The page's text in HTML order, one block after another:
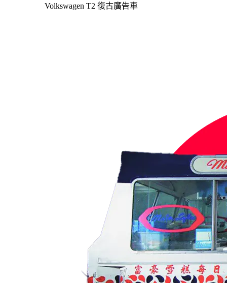
Volkswagen T2 復古廣告車